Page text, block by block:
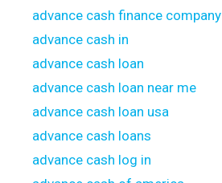
advance cash finance company
advance cash in
advance cash loan
advance cash loan near me
advance cash loan usa
advance cash loans
advance cash log in